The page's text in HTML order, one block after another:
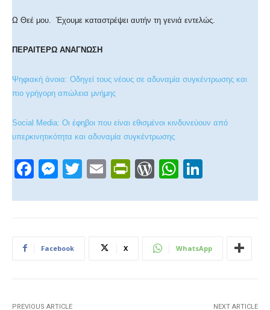
Ω Θεέ μου. Έχουμε καταστρέψει αυτήν τη γενιά εντελώς.
ΠΕΡΑΙΤΕΡΩ ΑΝΑΓΝΩΣΗ
Ψηφιακή άνοια: Οδηγεί τους νέους σε αδυναμία συγκέντρωσης και
πιο γρήγορη απώλεια μνήμης
Social Media: Οι έφηβοι που είναι εθισμένοι κινδυνεύουν από
υπερκινητικότητα και αδυναμία συγκέντρωσης
F
c
b
k
M
ss
n
T
tt
E
ail
Pr
tF
W
d
e
W
at
A
k
dI
Facebook X WhatsApp
PREVIOUS ARTICLE NEXT ARTICLE